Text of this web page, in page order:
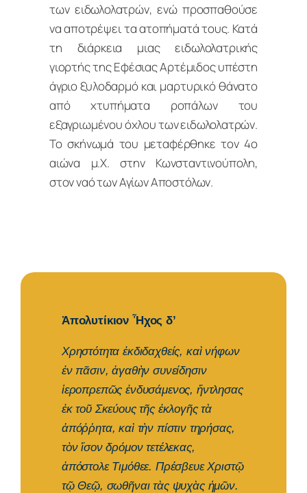
των ειδωλολατρών, ενώ προσπαθούσε
να αποτρέψει τα ατοπήματά τους. Κατά
τη διάρκεια μιας ειδωλολατρικής
γιορτής της Εφέσιας Αρτέμιδος υπέστη
άγριο ξυλοδαρμό και μαρτυρικό θάνατο
από χτυπήματα ροπάλων του
εξαγριωμένου όχλου των ειδωλολατρών.
Το σκήνωμά του μεταφέρθηκε τον 4ο
αιώνα μ.Χ. στην Κωνσταντινούπολη,
στον ναό των Αγίων Αποστόλων.
Ἀπολυτίκιον Ἦχος δ’
Χρηστότητα ἐκδιδαχθείς, καὶ νήφων
ἐν πᾶσιν, ἀγαθὴν συνείδησιν
ἱεροπρεπῶς ἐνδυσάμενος, ἤντλησας
ἐκ τοῦ Σκεύους τῆς ἐκλογῆς τὰ
ἀπόῤῥητα, καὶ τὴν πίστιν τηρήσας,
τὸν ἴσον δρόμον τετέλεκας,
ἀπόστολε Τιμόθεε. Πρέσβευε Χριστῷ
τῷ Θεῷ, σωθῆναι τὰς ψυχὰς ἡμῶν.